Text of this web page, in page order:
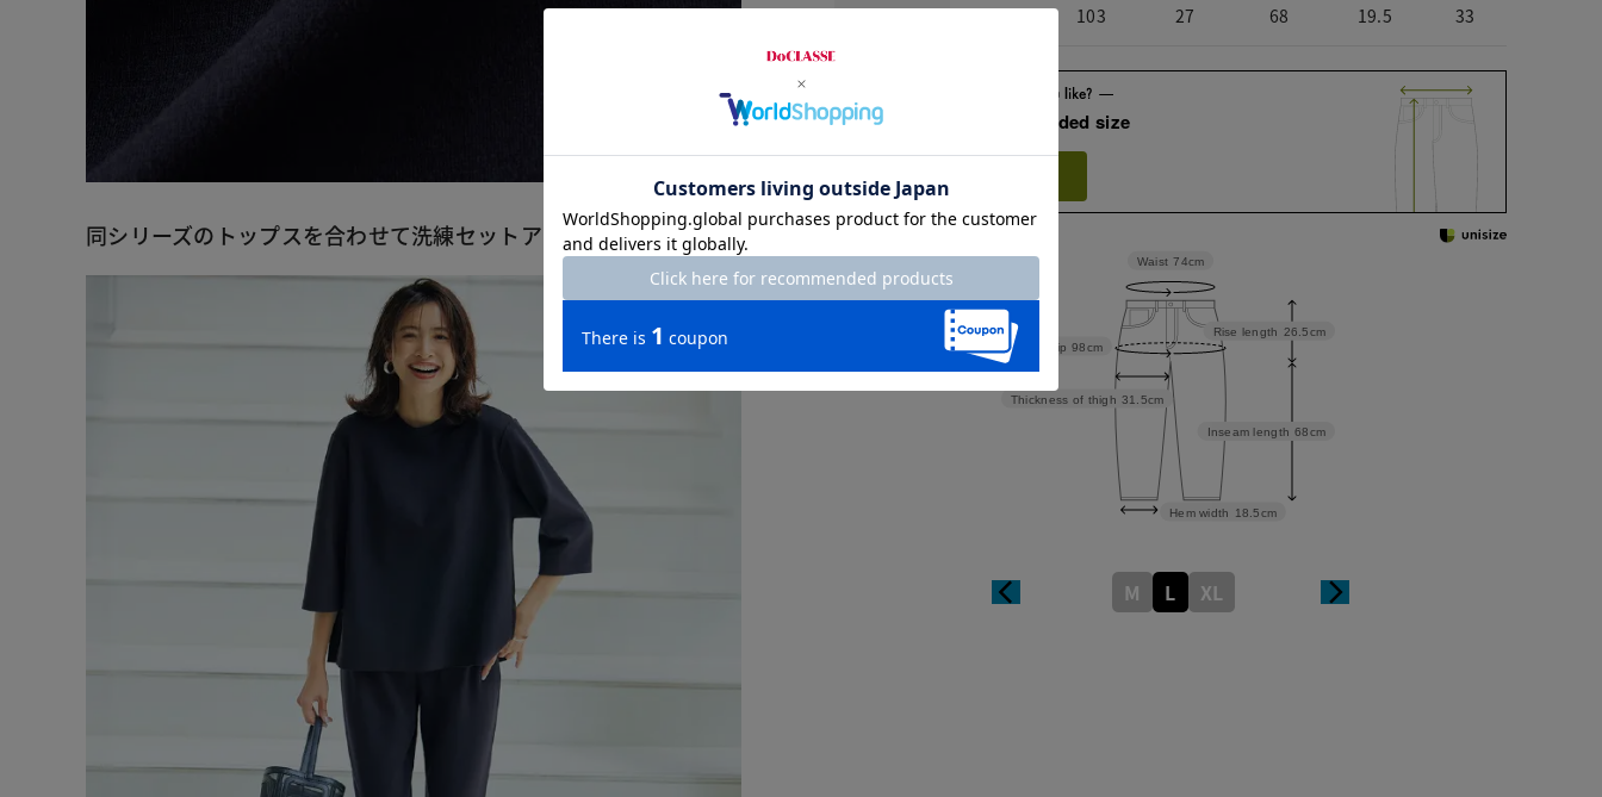
同シリーズのトップスを合わせて洗練セットアップに。
XL 79 103 27 68 19.5 33
Check the recommended size
Inseam length 68cm
Rise length 26.5cm
Hem width 18.5cm
Thickness of thigh 31.5cm
Hip 98cm
Waist 74cm
M L XL